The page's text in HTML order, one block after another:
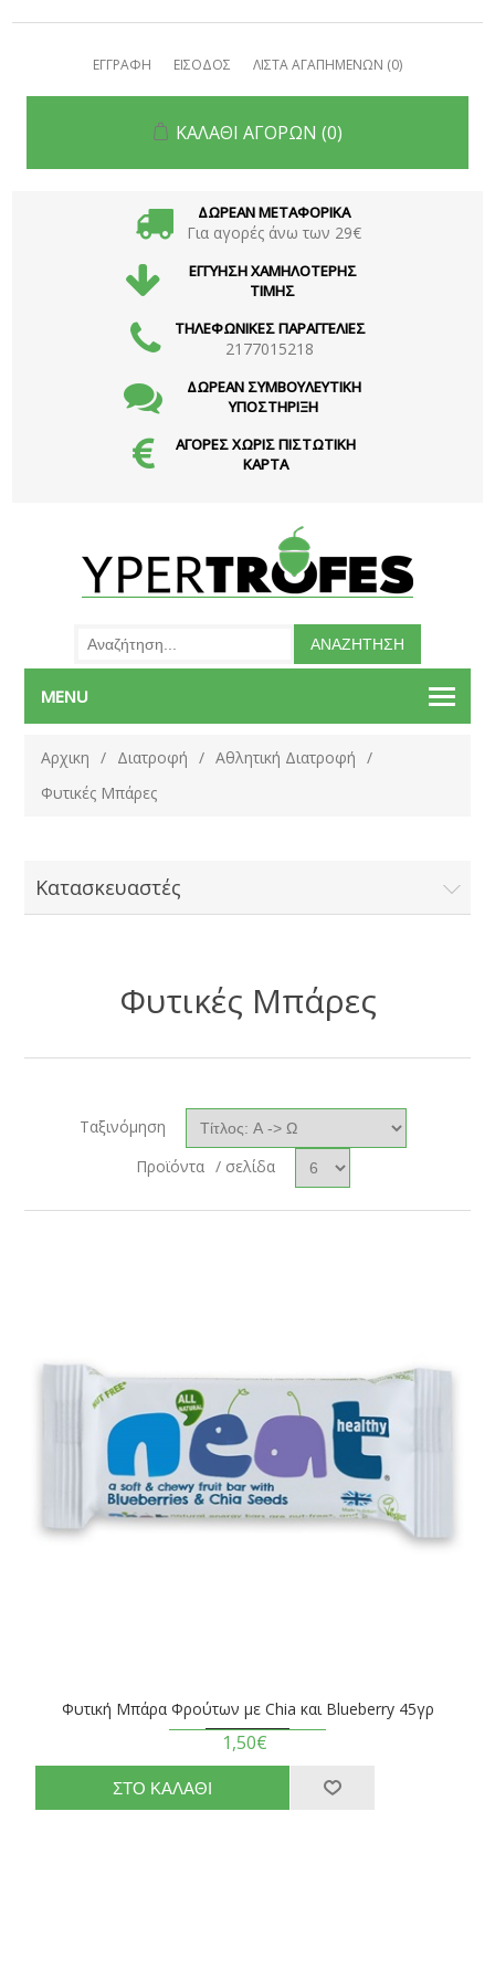
ΕΓΓΡΑΦΗ ΕΙΣΟΔΟΣ ΛΙΣΤΑ ΑΓΑΠΗΜΕΝΩΝ (0)
ΚΑΛΑΘΙ ΑΓΟΡΩΝ (0)
ΔΩΡΕΑΝ ΜΕΤΑΦΟΡΙΚΑ
Για αγορές άνω των 29€
ΕΓΓΥΗΣΗ ΧΑΜΗΛΟΤΕΡΗΣ
ΤΙΜΗΣ
ΤΗΛΕΦΩΝΙΚΕΣ ΠΑΡΑΓΓΕΛΙΕΣ
2177015218
ΔΩΡΕΑΝ ΣΥΜΒΟΥΛΕΥΤΙΚΗ
ΥΠΟΣΤΗΡΙΞΗ
ΑΓΟΡΕΣ ΧΩΡΙΣ ΠΙΣΤΩΤΙΚΗ
ΚΑΡΤΑ
MENU
Αρχικη / Διατροφή / Αθλητική Διατροφή
/
Φυτικές Μπάρες
Κατασκευαστές
Φυτικές Μπάρες
Ταξινόμηση
Προϊόντα / σελίδα
Φυτική Μπάρα Φρούτων με Chia και Blueberry 45γρ
1,50€